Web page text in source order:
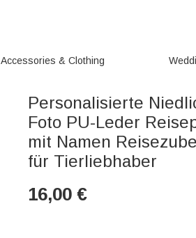
Accessories & Clothing
Personalisierte
Foto PU-Leder
mit Namen
für Tierliebhaber
16,00 €